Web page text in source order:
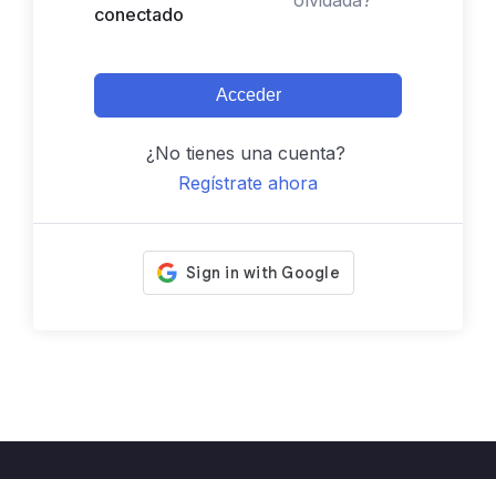
conectado
Acceder
¿No tienes una cuenta?
Regístrate ahora